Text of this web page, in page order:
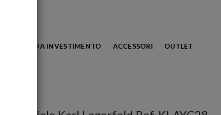
ORO DA INVESTIMENTO ACCESSORI
OUTLET